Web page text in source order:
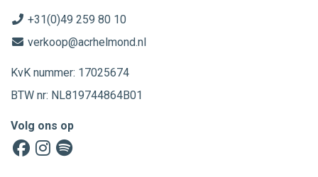
+31(0)49 259 80 10
verkoop@acrhelmond.nl
KvK nummer: 17025674
BTW nr: NL819744864B01
Volg ons op